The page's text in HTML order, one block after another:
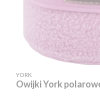
PRODUCENT
YORK
Owijki York